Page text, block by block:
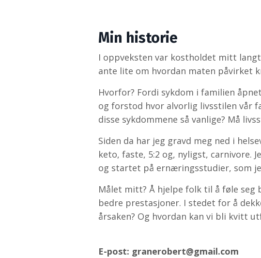
Min historie
I oppveksten var kostholdet mitt
ante lite om hvordan maten påvirket
Hvorfor? Fordi sykdom i familien
og forstod hvor alvorlig livsstilen vår
disse sykdommene så vanlige? Må
Siden da har jeg gravd meg ned i
keto, faste, 5:2 og, nyligst, carnivore.
og startet på ernæringsstudier, som
Målet mitt? Å hjelpe folk til å føle seg
bedre prestasjoner. I stedet for å
årsaken? Og hvordan kan vi bli kvitt
E-post: granerobert@gmail.com